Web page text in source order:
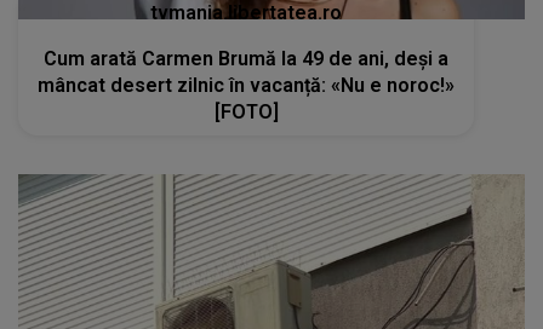
tvmania.libertatea.ro
Cum arată Carmen Brumă la 49 de ani, deși a
mâncat desert zilnic în vacanță: «Nu e noroc!»
[FOTO]